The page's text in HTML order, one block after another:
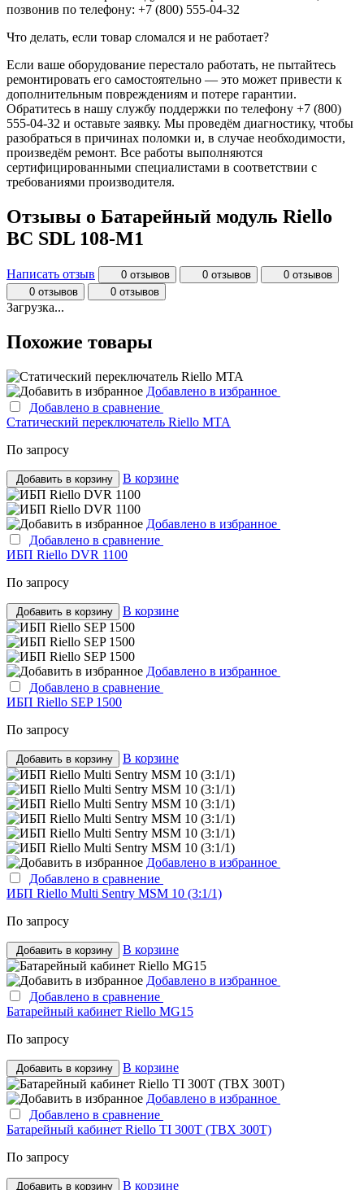
позвонив по телефону: +7 (800) 555-04-32
Что делать, если товар сломался и не работает?
Если ваше оборудование перестало работать, не пытайтесь
ремонтировать его самостоятельно — это может привести к
дополнительным повреждениям и потере гарантии.
Обратитесь в нашу службу поддержки по телефону +7 (800)
555-04-32 и оставьте заявку. Мы проведём диагностику, чтобы
разобраться в причинах поломки и, в случае необходимости,
произведём ремонт. Все работы выполняются
сертифицированными специалистами в соответствии с
требованиями производителя.
Отзывы о Батарейный модуль Riello
BC SDL 108-M1
Написать отзыв 0 отзывов 0 отзывов
0 отзывов
0 отзывов
0 отзывов
Загрузка...
Похожие товары
Добавлено в избранное
Добавлено в сравнение
Статический переключатель Riello MTA
По запросу
Добавить в корзину В корзине
Добавлено в избранное
Добавлено в сравнение
ИБП Riello DVR 1100
По запросу
Добавить в корзину В корзине
Добавлено в избранное
Добавлено в сравнение
ИБП Riello SEP 1500
По запросу
Добавить в корзину В корзине
Добавлено в избранное
Добавлено в сравнение
ИБП Riello Multi Sentry MSM 10 (3:1/1)
По запросу
Добавить в корзину В корзине
Добавлено в избранное
Добавлено в сравнение
Батарейный кабинет Riello MG15
По запросу
Добавить в корзину В корзине
Добавлено в избранное
Добавлено в сравнение
Батарейный кабинет Riello TI 300T (TBX 300T)
По запросу
Добавить в корзину В корзине